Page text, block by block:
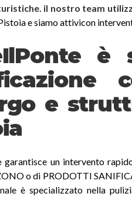
il nostro team
e siamo attivicon
è
e
garantisce un intervento
o di PRODOTTI
è specializzato nella